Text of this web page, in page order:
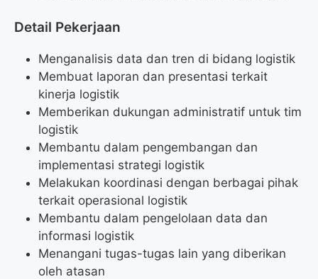
Detail Pekerjaan
Menganalisis data dan tren di bidang logistik
Membuat laporan dan presentasi terkait
kinerja logistik
Memberikan dukungan administratif untuk tim
logistik
Membantu dalam pengembangan dan
implementasi strategi logistik
Melakukan koordinasi dengan berbagai pihak
terkait operasional logistik
Membantu dalam pengelolaan data dan
informasi logistik
Menangani tugas-tugas lain yang diberikan
oleh atasan